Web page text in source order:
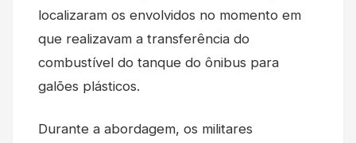
localizaram os envolvidos no momento em
que realizavam a transferência do
combustível do tanque do ônibus para
galões plásticos.
Durante a abordagem, os militares